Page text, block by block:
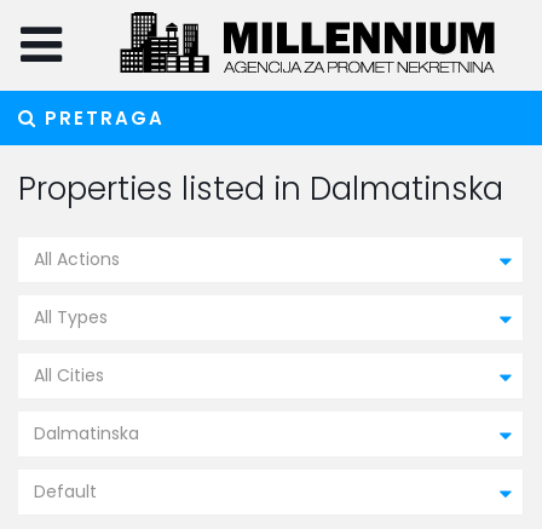
PRETRAGA
Properties listed in Dalmatinska
All Actions
All Types
All Cities
Dalmatinska
Default